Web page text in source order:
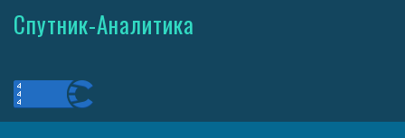
Спутник-Аналитика